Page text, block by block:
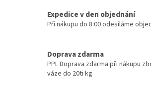
Expedice v den objednání
Při nákupu do 8:00 odesíláme
Doprava zdarma
PPL Doprava zdarma při nákupu
váze do 20ti kg